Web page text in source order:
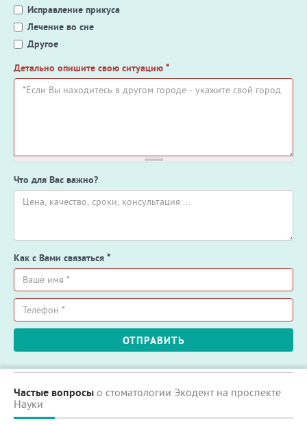
Исправление прикуса
Лечение во сне
Другое
Детально опишите свою ситуацию *
Что для Вас важно?
Как с Вами связаться *
Ваше
имя
*
Телефон
ОТПРАВИТЬ
Частые вопросы о стоматологии Экодент на проспекте
Науки